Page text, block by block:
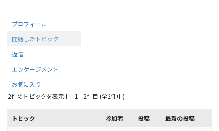
プロフィール
開始したトピック
返信
エンゲージメント
お気に入り
2件のトピックを表示中 - 1 - 2件目 (全2件中)
トピック 参加者 投稿 最新の投稿